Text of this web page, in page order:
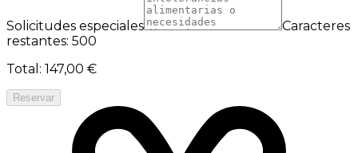
Solicitudes especiales
Caracteres
restantes: 500
Total : 147,00 €
Reservar